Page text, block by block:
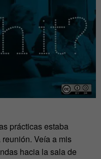
prácticas estaba
Veía a mis
hacia la sala de